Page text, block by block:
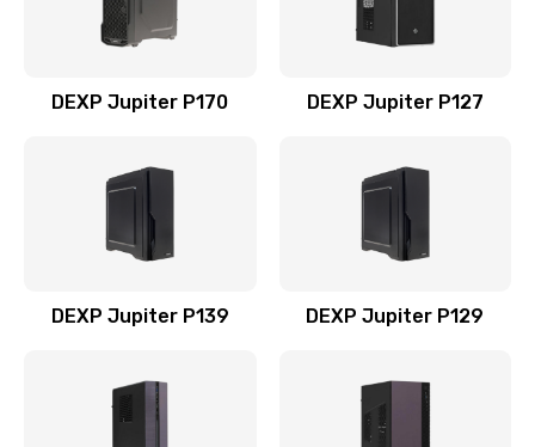
DEXP Jupiter P170 DEXP Jupiter P127
DEXP Jupiter P139 DEXP Jupiter P129